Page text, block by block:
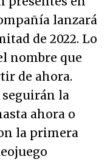
lanzará
de 2022. Lo
nombre que
de ahora.
seguirán la
ahora o
la primera